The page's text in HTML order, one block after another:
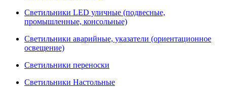
Светильники LED уличные (подвесные,
промышленные, консольные)
Светильники аварийные, указатели (ориентационное
освещение)
Светильники переноски
Светильники Настольные